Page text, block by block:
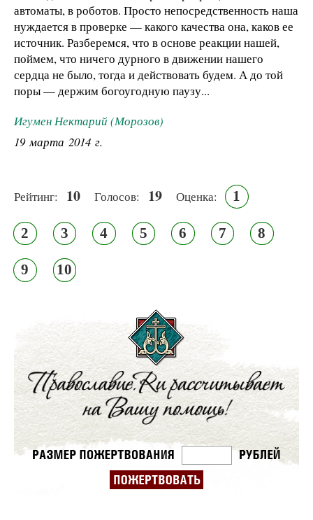
автоматы, в роботов. Просто непосредственность наша
нуждается в проверке — какого качества она, каков ее
источник. Разберемся, что в основе реакции нашей,
поймем, что ничего дурного в движении нашего
сердца не было, тогда и действовать будем. А до той
поры — держим богоугодную паузу...
Игумен Нектарий (Морозов)
19 марта 2014 г.
Рейтинг: 10 Голосов: 19 Оценка: 1
2 3 4 5 6 7 8
9 10